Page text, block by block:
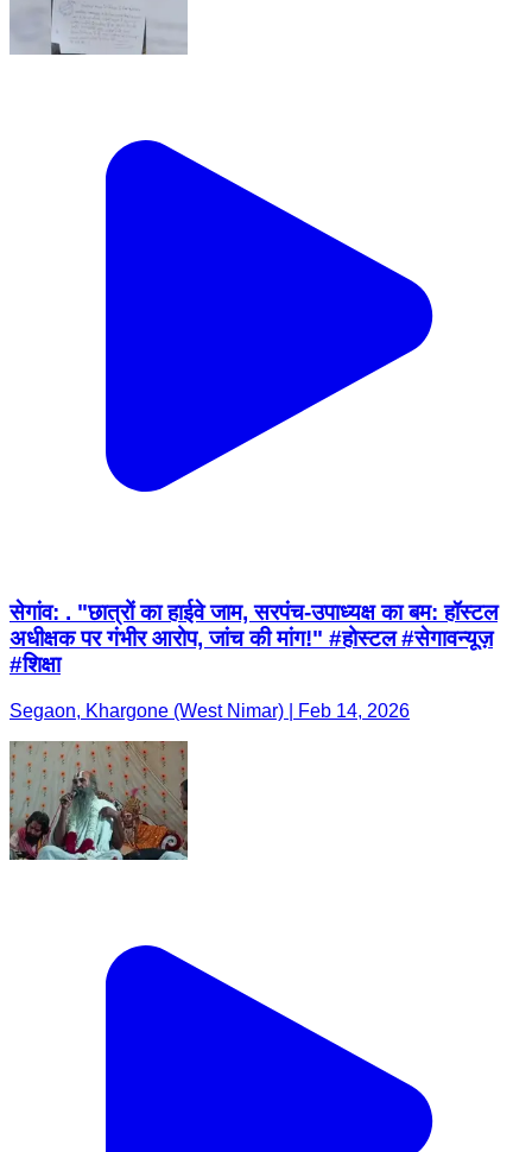
सेगांव: . "छात्रों का हाईवे जाम, सरपंच-उपाध्यक्ष का बम: हॉस्टल
अधीक्षक पर गंभीर आरोप, जांच की मांग!" #होस्टल #सेगावन्यूज़
#शिक्षा
Segaon, Khargone (West Nimar) | Feb 14, 2026